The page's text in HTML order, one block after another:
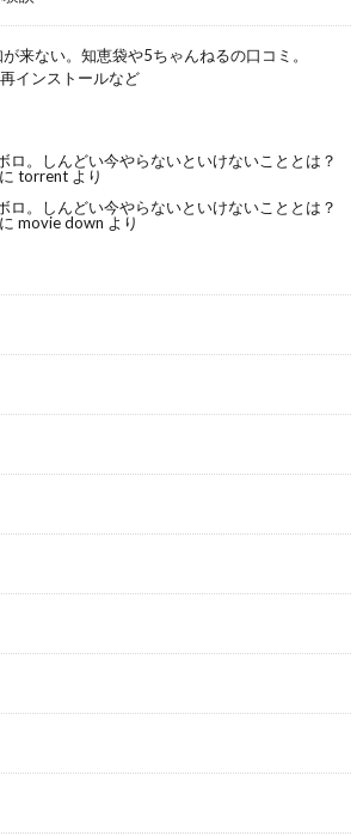
来ない。知恵袋や5ちゃんねるの口コミ。
インストールなど
ロ。しんどい今やらないといけないこととは？
に torrent より
ロ。しんどい今やらないといけないこととは？
に movie down より